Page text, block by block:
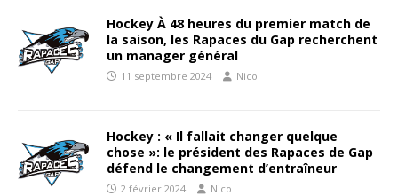
Hockey À 48 heures du premier match de
la saison, les Rapaces du Gap recherchent
un manager général
11 septembre 2024 Nico
Hockey : « Il fallait changer quelque
chose »: le président des Rapaces de Gap
défend le changement d’entraîneur
2 février 2024 Nico